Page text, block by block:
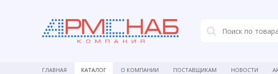
ГЛАВНАЯ КАТАЛОГ О КОМПАНИИ ПОСТАВЩИКАМ НОВОСТИ